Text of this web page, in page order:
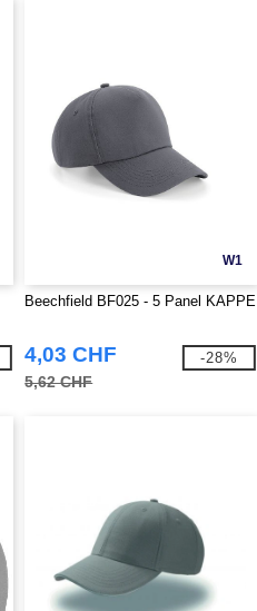
W1
Beechfield BF025 - 5 Panel KAPPE
4,03 CHF
5,62 CHF
-28%